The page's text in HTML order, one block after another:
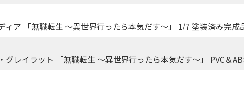
ィア 「無職転生 ～異世界行ったら本気だす～」 1/7 塗装済み完成
グレイラット 「無職転生 ～異世界行ったら本気だす～」 PVC＆